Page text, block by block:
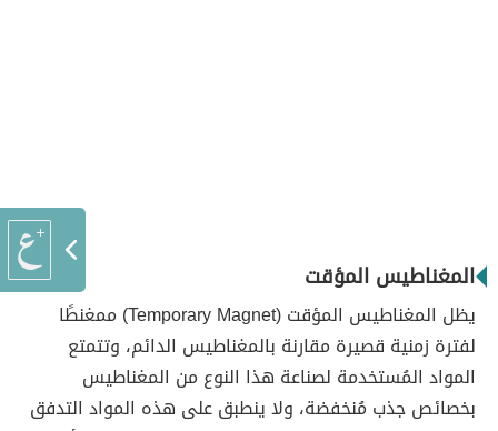
المغناطيس المؤقت
يظل المغناطيس المؤقت (Temporary Magnet) ممغنطًا
لفترة زمنية قصيرة مقارنة بالمغناطيس الدائم، وتتمتع
المواد المُستخدمة لصناعة هذا النوع من المغناطيس
بخصائص جذب مُنخفضة، ولا ينطبق على هذه المواد التدفق